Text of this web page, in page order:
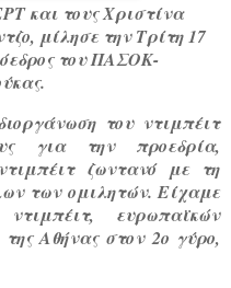
και τους Χριστίνα
μίλησε την Τρίτη 17
του ΠΑΣΟΚ-
του ντιμπέιτ
για την προεδρία,
ζωντανό με τη
των ομιλητών. Είχαμε
ευρωπαϊκών
Αθήνας στον 2ο γύρο,